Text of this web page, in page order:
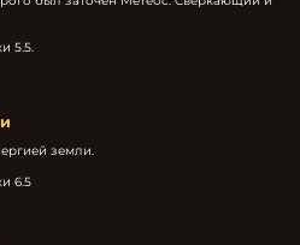
5.5.
земли.
6.5